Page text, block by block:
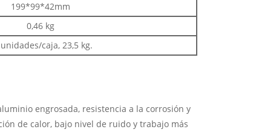
199*99*42mm
0,46 kg
caja, 23,5 kg.
engrosada, resistencia a la corrosión y
de calor, bajo nivel de ruido y trabajo más